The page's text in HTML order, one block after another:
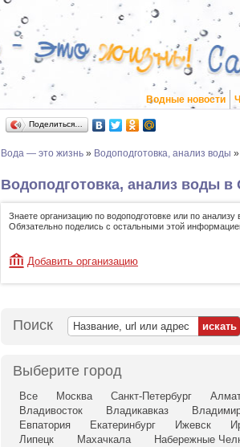
Водные новости
Поделиться…
Вода — это жизнь » Водоподготовка, анализ воды »
Водоподготовка, анализ воды в
Знаете организацию по водоподготовке или по анализу
Обязательно поделись с остальными этой
Добавить организацию
Поиск
Выберите город
Все Москва Санкт-Петербург
Владивосток
Владикавказ
Евпатория
Екатеринбург Ижевск
Липецк
Махачкала Набережные